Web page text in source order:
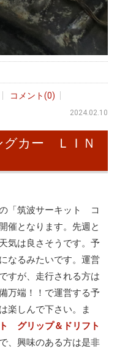
コメント(0)
2024.02.10
グカー ＬＩＮ
「筑波サーキット コ
催となります。先週と
気は良さそうです。予
なるみたいです。運営
すが、走行される方は
万端！！で運営する予
楽しんで下さい。ま
グリップ＆ドリフト
、興味のある方は是非